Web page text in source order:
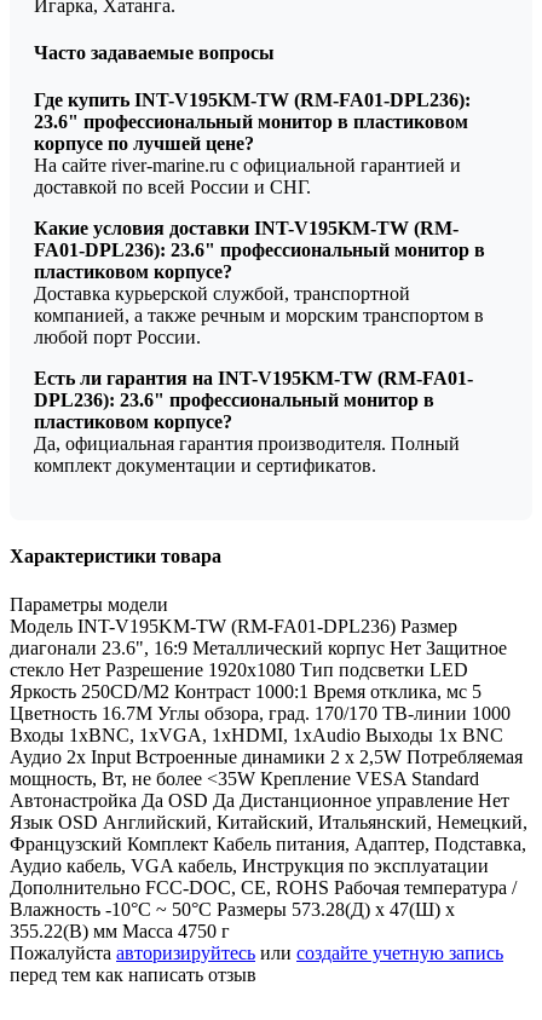
Игарка, Хатанга.
Часто задаваемые вопросы
Где купить INT-V195KM-TW (RM-FA01-DPL236):
23.6" профессиональный монитор в пластиковом
корпусе по лучшей цене?
На сайте river-marine.ru с официальной гарантией и
доставкой по всей России и СНГ.
Какие условия доставки INT-V195KM-TW (RM-
FA01-DPL236): 23.6" профессиональный монитор в
пластиковом корпусе?
Доставка курьерской службой, транспортной
компанией, а также речным и морским транспортом в
любой порт России.
Есть ли гарантия на INT-V195KM-TW (RM-FA01-
DPL236): 23.6" профессиональный монитор в
пластиковом корпусе?
Да, официальная гарантия производителя. Полный
комплект документации и сертификатов.
Характеристики товара
Параметры модели
Модель INT-V195KM-TW (RM-FA01-DPL236) Размер
диагонали 23.6", 16:9 Металлический корпус Нет Защитное
стекло Нет Разрешение 1920х1080 Тип подсветки LED
Яркость 250CD/M2 Контраст 1000:1 Время отклика, мс 5
Цветность 16.7M Углы обзора, град. 170/170 ТВ-линии 1000
Входы 1xBNC, 1xVGA, 1xHDMI, 1xAudio Выходы 1x BNC
Аудио 2x Input Встроенные динамики 2 х 2,5W Потребляемая
мощность, Вт, не более <35W Крепление VESA Standard
Автонастройка Да OSD Да Дистанционное управление Нет
Язык OSD Английский, Китайский, Итальянский, Немецкий,
Французский Комплект Кабель питания, Адаптер, Подставка,
Аудио кабель, VGA кабель, Инструкция по эксплуатации
Дополнительно FCC-DOC, CE, ROHS Рабочая температура /
Влажность -10°C ~ 50°C Размеры 573.28(Д) х 47(Ш) х
355.22(В) мм Масса 4750 г
Пожалуйста авторизируйтесь или создайте учетную запись
перед тем как написать отзыв